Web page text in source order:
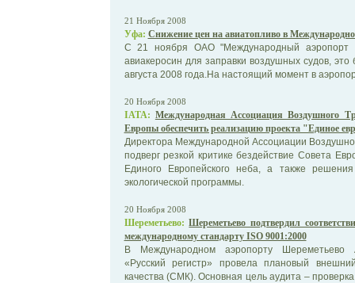
21 Ноября 2008
Уфа: Снижение цен на авиатопливо в
С 21 ноября ОАО "Международный
авиакеросин для заправки воздушных судов,
августа 2008 года.На настоящий момент в
20 Ноября 2008
IATA: Международная Ассоциация Воздушного
Европы обеспечить реализацию проекта "Единое
Директора Международной Ассоциации
подверг резкой критике бездействие Совета
Единого Европейского неба, а также
экологической программы.
20 Ноября 2008
Шереметьево: Шереметьево подтвердил
международному стандарту ISO 9001:2000
В Международном аэропорту Шереметьево
«Русский регистр» провела плановый
качества (СМК). Основная цель аудита –